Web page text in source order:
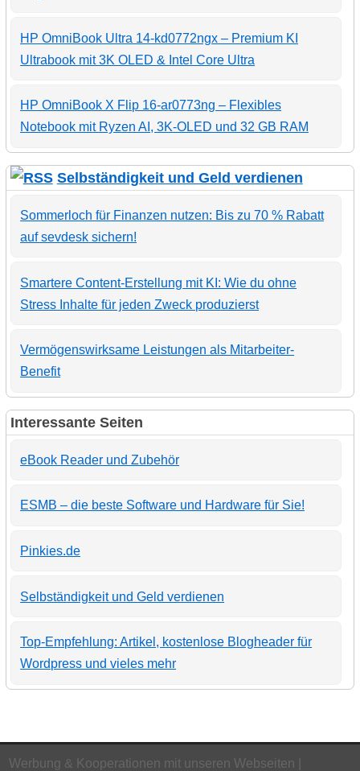
HP OmniBook Ultra 14-kd0772ngx – Premium KI
Ultrabook mit 3K OLED & Intel Core Ultra
HP OmniBook X Flip 16-ar0773ng – Flexibles
Notebook mit Ryzen AI, 3K-OLED und 32 GB RAM
Selbständigkeit und Geld verdienen
Sommerloch für Finanzen nutzen: Bis zu 70 % Rabatt
auf sevdesk sichern!
Smartere Content-Erstellung mit KI: Wie du ohne
Stress Inhalte für jeden Zweck produzierst
Vermögenswirksame Leistungen als Mitarbeiter-
Benefit
Interessante Seiten
eBook Reader und Zubehör
ESMB – die beste Software und Hardware für Sie!
Pinkies.de
Selbständigkeit und Geld verdienen
Top-Empfehlung: Artikel, kostenlose Blogheader für
Wordpress und vieles mehr
Werbung & Kooperationen mit unseren Webseiten